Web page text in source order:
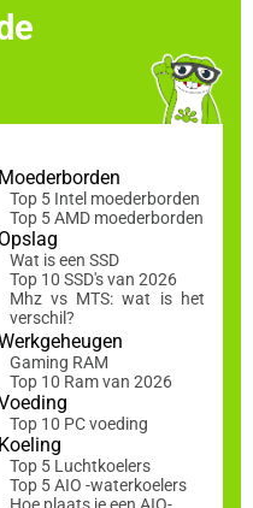
Moederborden
Top 5 Intel moederborden
Top 5 AMD moederborden
Opslag
Wat is een SSD
Top 10 SSD's van 2026
Mhz vs MTS: wat is het
verschil?
Gaming RAM
Top 10 Ram van 2026
Top 10 PC voeding
Koeling
Top 5 Luchtkoelers
Top 5 AIO -waterkoelers